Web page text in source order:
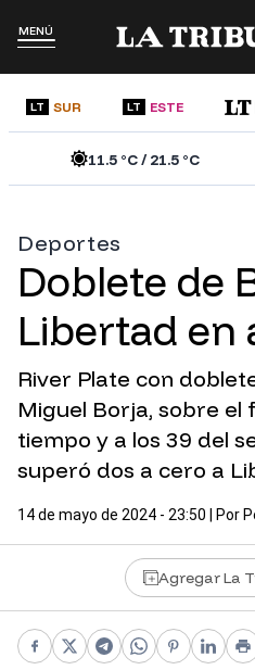
MENÚ
LT SUR LT ESTE
11.5°C /21.5°C
Deportes
Doblete de
Libertad en
River Plate con
Miguel Borja, sobre el
tiempo y a los 39 del
superó dos a cero a
14 de mayo de 2024 - 23:50 | Por
Agregar La
Facebook
X Telegram
WhatsApp
Pinterest